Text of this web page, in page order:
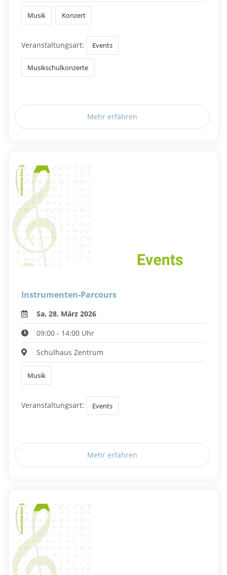
Musik Konzert
Veranstaltungsart: Events
Musikschulkonzerte
Mehr erfahren
Instrumenten-Parcours
Sa, 28. März 2026
09:00 - 14:00 Uhr
Schulhaus Zentrum
Musik
Veranstaltungsart: Events
Mehr erfahren